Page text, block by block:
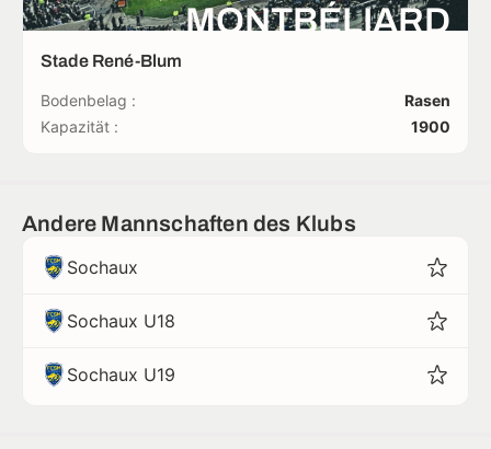
MONTBÉLIARD
Stade René-Blum
Bodenbelag :
Rasen
Kapazität :
1900
Andere Mannschaften des Klubs
Sochaux
Sochaux U18
Sochaux U19